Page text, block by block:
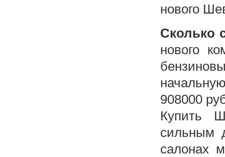
нового
Сколько
нового
908000
Купить
сильным
салонах